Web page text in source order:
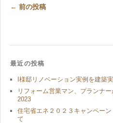
← 前の投稿
最近の投稿
I様邸リノベーション実例を建築
リフォーム営業マン、プランナ
2023
住宅省エネ２０２３キャンペー
て